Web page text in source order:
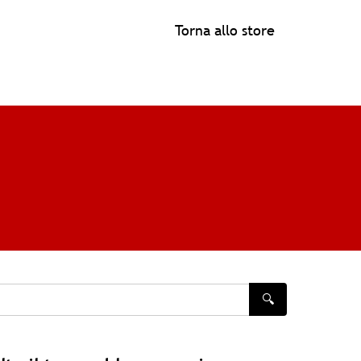
Torna allo store
🔍